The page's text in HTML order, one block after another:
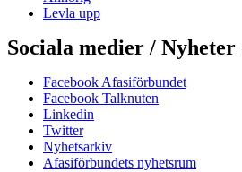
Levla upp
Sociala medier / Nyheter
Facebook Afasiförbundet
Facebook Talknuten
Linkedin
Twitter
Nyhetsarkiv
Afasiförbundets nyhetsrum